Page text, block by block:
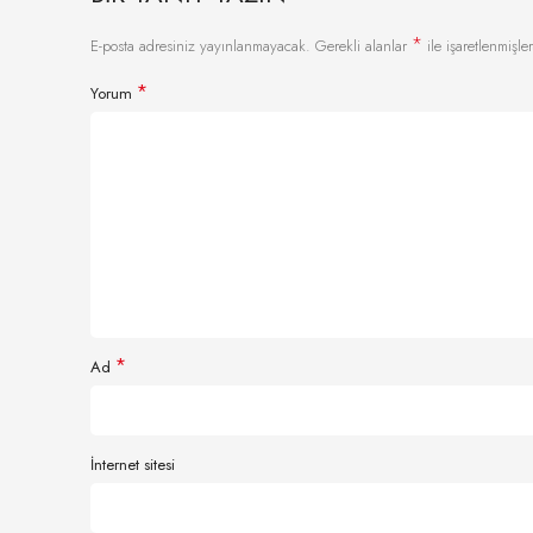
E-posta adresiniz yayınlanmayacak. Gerekli alanlar * ile
Yorum *
Ad *
İnternet sitesi